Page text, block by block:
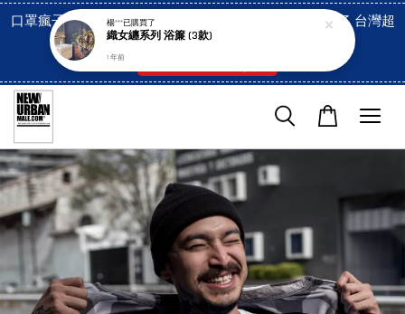
口罩瘋子官網, 放心訂購! 香港澳門信用卡付費已經開啓了 台灣超
市貨到付款也是!
楊***已購買了
織女纏系列 浴簾 (3款)
1 年前